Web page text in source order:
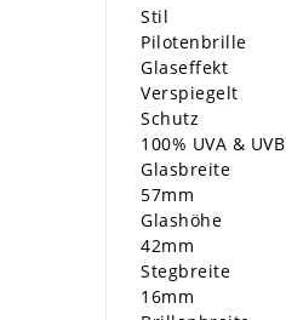
Stil
Pilotenbrille
Glaseffekt
Verspiegelt
Schutz
100% UVA & UVB
Glasbreite
57mm
Glashöhe
42mm
Stegbreite
16mm